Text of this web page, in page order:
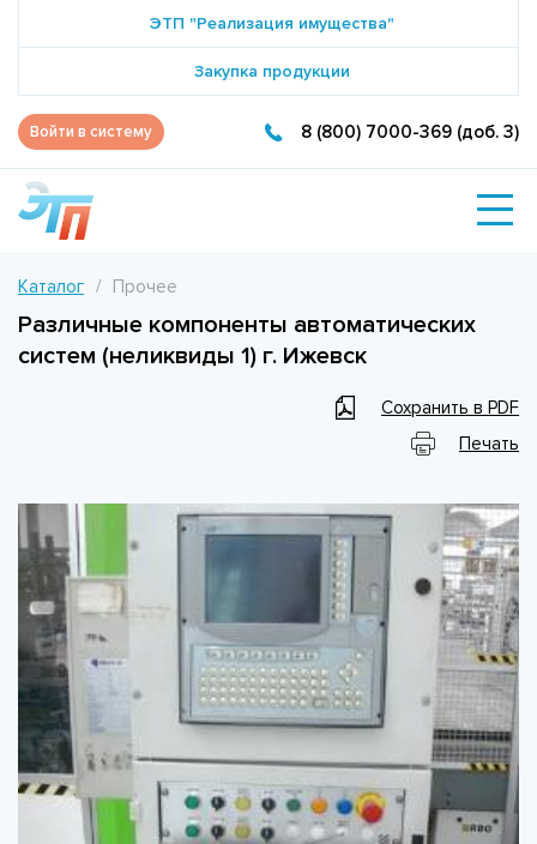
ЭТП "Реализация имущества"
Закупка продукции
Войти в систему 8 (800) 7000-369 (доб. 3)
Каталог Прочее
Различные компоненты автоматических
систем (неликвиды 1) г. Ижевск
Сохранить в PDF
Печать